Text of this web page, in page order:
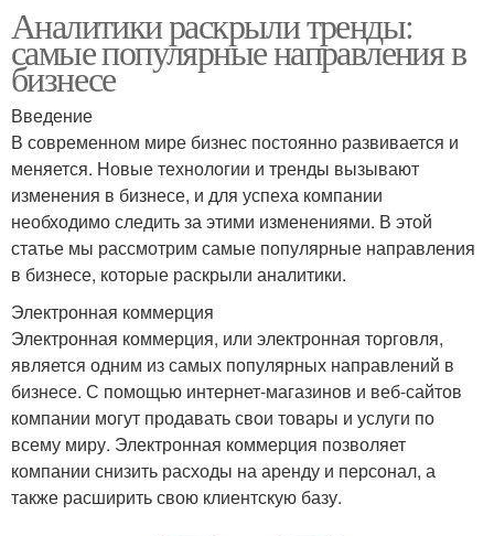
Аналитики раскрыли тренды:
самые популярные направления в
бизнесе
Введение
В современном мире бизнес постоянно развивается и
меняется. Новые технологии и тренды вызывают
изменения в бизнесе, и для успеха компании
необходимо следить за этими изменениями. В этой
статье мы рассмотрим самые популярные направления
в бизнесе, которые раскрыли аналитики.
Электронная коммерция
Электронная коммерция, или электронная торговля,
является одним из самых популярных направлений в
бизнесе. С помощью интернет-магазинов и веб-сайтов
компании могут продавать свои товары и услуги по
всему миру. Электронная коммерция позволяет
компании снизить расходы на аренду и персонал, а
также расширить свою клиентскую базу.